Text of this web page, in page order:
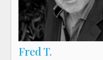
Fred T.